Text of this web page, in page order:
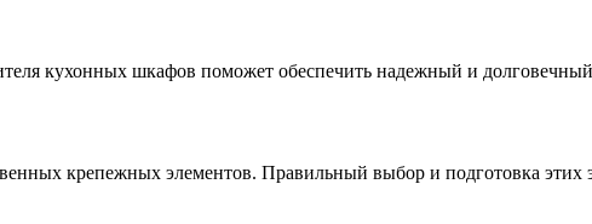
кухонных шкафов поможет обеспечить надежный и
крепежных элементов. Правильный выбор и подготовка этих